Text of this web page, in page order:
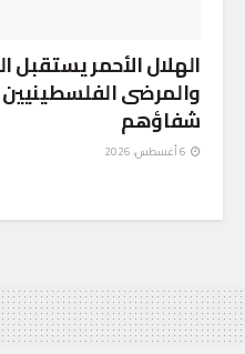
والمرضى
شفاؤهم